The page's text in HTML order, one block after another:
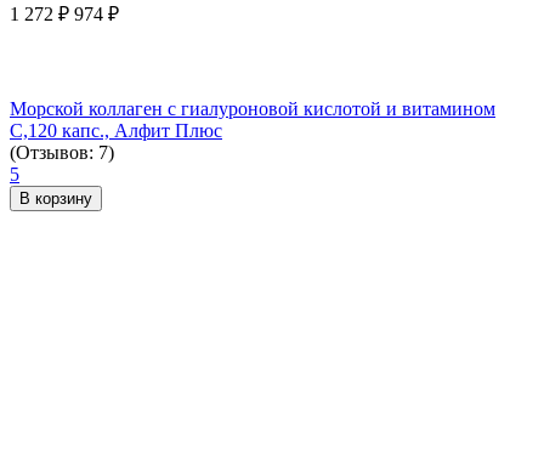
1 272 ₽ 974 ₽
Морской коллаген с гиалуроновой кислотой и витамином
С,120 капс., Алфит Плюс
(Отзывов: 7)
5
В корзину